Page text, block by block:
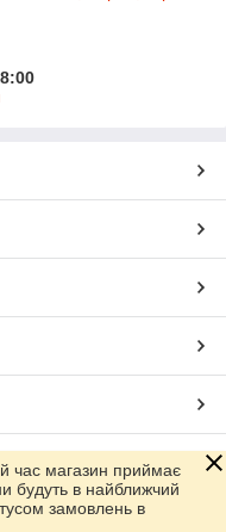
час магазин приймає
будуть в найближчий
замовлень в